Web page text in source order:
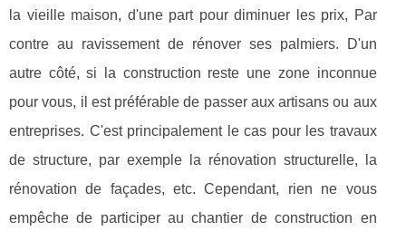
la vieille maison, d'une part pour diminuer les prix, Par
contre au ravissement de rénover ses palmiers. D'un
autre côté, si la construction reste une zone inconnue
pour vous, il est préférable de passer aux artisans ou aux
entreprises. C'est principalement le cas pour les travaux
de structure, par exemple la rénovation structurelle, la
rénovation de façades, etc. Cependant, rien ne vous
empêche de participer au chantier de construction en